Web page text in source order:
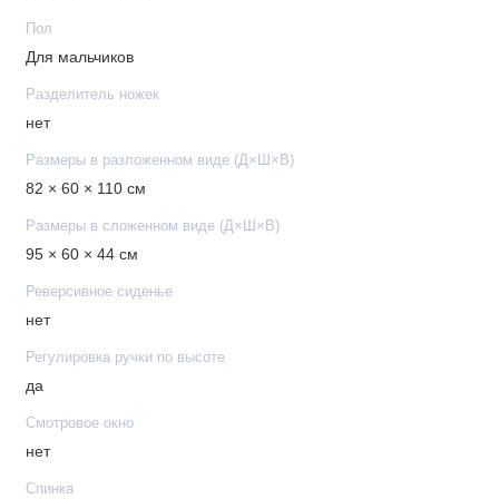
• Ширина шасси: 60 см
• Складывается одной рукой
• Телескопическая ручка в кожаной оплетке
• Регулируемая ручка по высоте
• Вместительная и легкодоступная корзина для покупок
• Люлька
• Прогулочный блок
• Дождевик
• Вес люльки: 4,9 кг
Пол
Для мальчиков
Разделитель ножек
нет
Размеры в разложенном виде (Д×Ш×В)
82 × 60 × 110 см
Размеры в сложенном виде (Д×Ш×В)
95 × 60 × 44 см
Реверсивное сиденье
нет
Регулировка ручки по высоте
да
Смотровое окно
нет
Спинка